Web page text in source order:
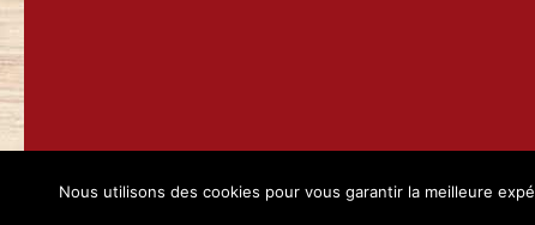
Nous utilisons des cookies pour vous garantir la meilleure